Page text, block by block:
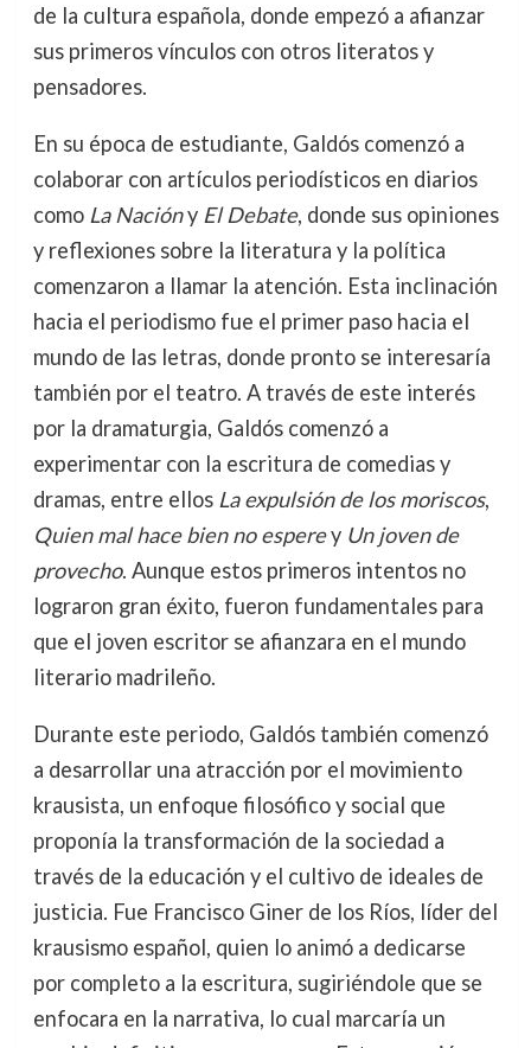
de la cultura española, donde empezó a afianzar
sus primeros vínculos con otros literatos y
pensadores.
En su época de estudiante, Galdós comenzó a
colaborar con artículos periodísticos en diarios
como La Nacióny El Debate, donde sus opiniones
y reflexiones sobre la literatura y la política
comenzaron a llamar la atención. Esta inclinación
hacia el periodismo fue el primer paso hacia el
mundo de las letras, donde pronto se interesaría
también por el teatro. A través de este interés
por la dramaturgia, Galdós comenzó a
experimentar con la escritura de comedias y
dramas, entre ellos La expulsión de los moriscos,
Quien mal hace bien no esperey Un joven de
provecho. Aunque estos primeros intentos no
lograron gran éxito, fueron fundamentales para
que el joven escritor se afianzara en el mundo
literario madrileño.
Durante este periodo, Galdós también comenzó
a desarrollar una atracción por el movimiento
krausista, un enfoque filosófico y social que
proponía la transformación de la sociedad a
través de la educación y el cultivo de ideales de
justicia. Fue Francisco Giner de los Ríos, líder del
krausismo español, quien lo animó a dedicarse
por completo a la escritura, sugiriéndole que se
enfocara en la narrativa, lo cual marcaría un